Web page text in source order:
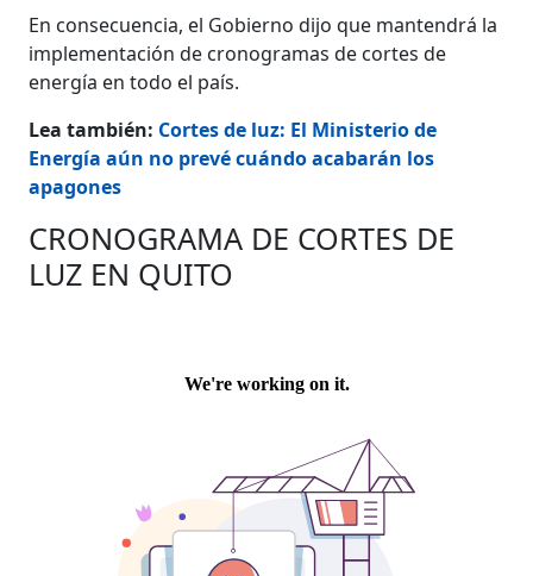
En consecuencia, el Gobierno dijo que mantendrá la
implementación de cronogramas de cortes de
energía en todo el país.
Lea también: Cortes de luz: El Ministerio de
Energía aún no prevé cuándo acabarán los
apagones
CRONOGRAMA DE CORTES DE
LUZ EN QUITO